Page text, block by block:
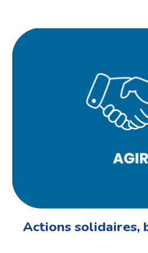
Actions solidaires,